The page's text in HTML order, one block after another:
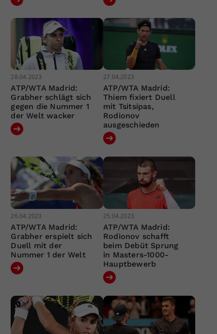
28.04.2023
ATP/WTA Madrid:
Grabher schlägt sich
gegen die Nummer 1
der Welt wacker
27.04.2023
ATP/WTA Madrid:
Thiem fixiert Duell
mit Tsitsipas,
Rodionov
ausgeschieden
26.04.2023
ATP/WTA Madrid:
Grabher erspielt sich
Duell mit der
Nummer 1 der Welt
25.04.2023
ATP/WTA Madrid:
Rodionov schafft
beim Debüt Sprung
in Masters-1000-
Hauptbewerb